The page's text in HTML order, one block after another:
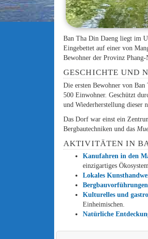
Ban Tha Din Daeng liegt im
Eingebettet auf einer von
Bewohner der Provinz Phang-
GESCHICHTE UND
Die ersten Bewohner von
500 Einwohner. Geschützt
und Wiederherstellung dieser
Das Dorf war einst ein
Bergbautechniken und das
AKTIVITÄTEN IN
Kanufahren in den
einzigartiges Ökosystem.
Lokales
Kulturelles und
Einheimischen.
Natürliche